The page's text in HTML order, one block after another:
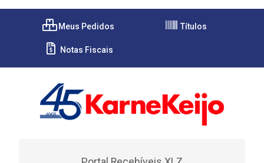
Meus Pedidos Títulos
Notas Fiscais